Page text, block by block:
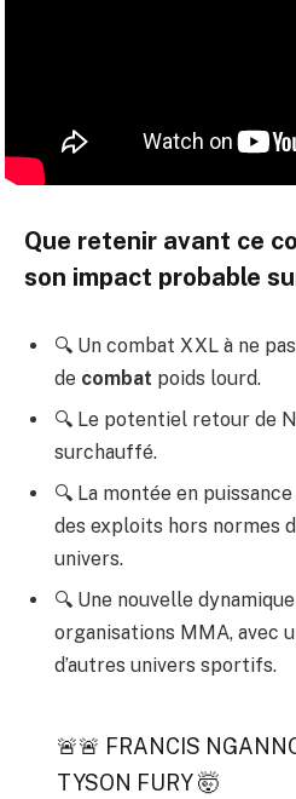
Que retenir avant ce
son impact probable
🔍 Un combat XXL à ne
de combat poids lourd.
🔍 Le potentiel retour de
surchauffé.
🔍 La montée en
des exploits hors normes
univers.
🔍 Une nouvelle
organisations MMA, avec
d’autres univers sportifs.
🚨🚨 FRANCIS
TYSON FURY 🤯